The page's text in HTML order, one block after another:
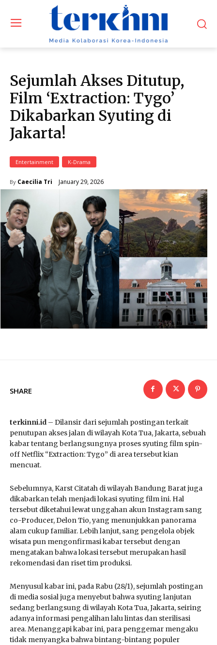
Sejumlah Akses Ditutup,
Film ‘Extraction: Tygo’
Dikabarkan Syuting di
Jakarta!
Entertainment K-Drama
By Caecilia Tri January 29, 2026
SHARE
terkinni.id – Dilansir dari sejumlah postingan terkait
penutupan akses jalan di wilayah Kota Tua, Jakarta, sebuah
kabar tentang berlangsungnya proses syuting film spin-
off Netflix “Extraction: Tygo” di area tersebut kian
mencuat.
Sebelumnya, Karst Citatah di wilayah Bandung Barat juga
dikabarkan telah menjadi lokasi syuting film ini. Hal
tersebut diketahui lewat unggahan akun Instagram sang
co-Producer, Delon Tio, yang menunjukkan panorama
alam cukup familiar. Lebih lanjut, sang pengelola objek
wisata pun mengonfirmasi kabar tersebut dengan
mengatakan bahwa lokasi tersebut merupakan hasil
rekomendasi dan riset tim produksi.
Menyusul kabar ini, pada Rabu (28/1), sejumlah postingan
di media sosial juga menyebut bahwa syuting lanjutan
sedang berlangsung di wilayah Kota Tua, Jakarta, seiring
adanya informasi pengalihan lalu lintas dan sterilisasi
area. Menanggapi kabar ini, para penggemar mengaku
tidak menyangka bahwa bintang-bintang populer